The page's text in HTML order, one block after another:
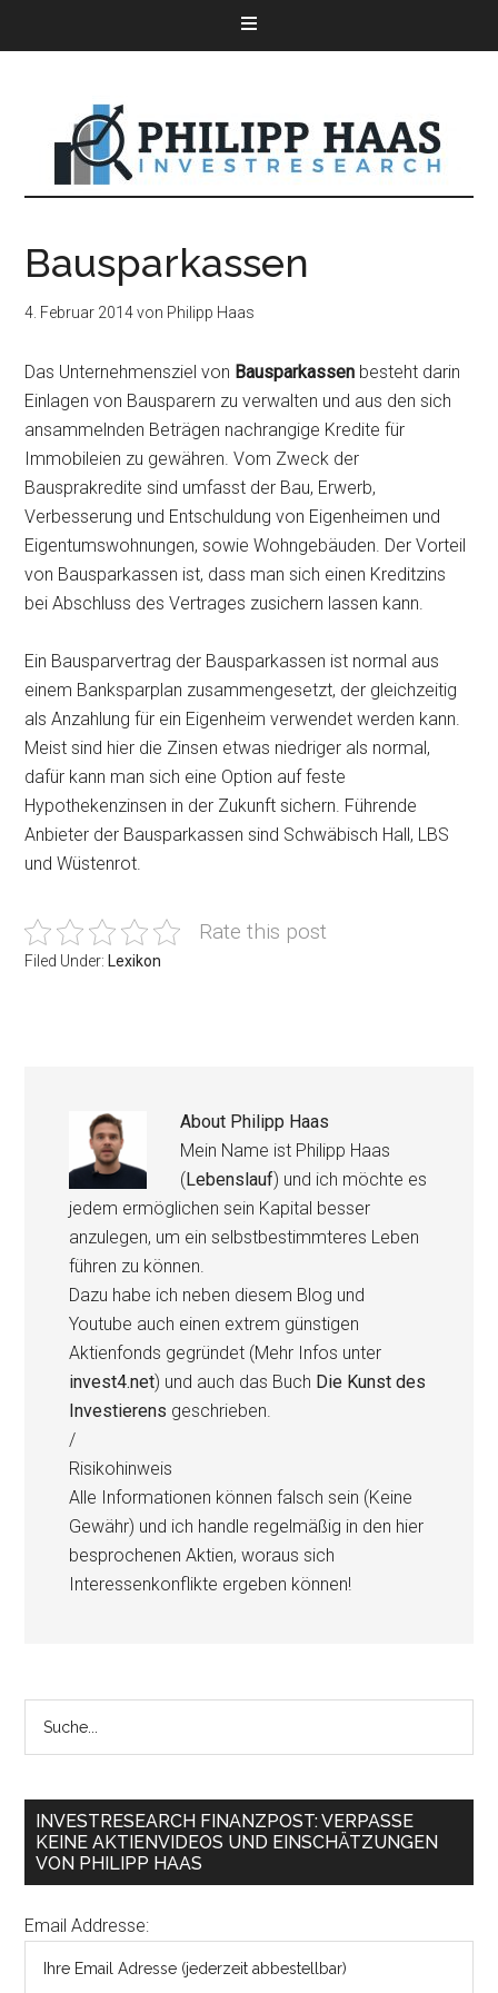
Bausparkassen
4. Februar 2014von Philipp Haas
Das Unternehmensziel von Bausparkassen besteht darin
Einlagen von Bausparern zu verwalten und aus den sich
ansammelnden Beträgen nachrangige Kredite für
Immobileien zu gewähren. Vom Zweck der
Bausprakredite sind umfasst der Bau, Erwerb,
Verbesserung und Entschuldung von Eigenheimen und
Eigentumswohnungen, sowie Wohngebäuden. Der Vorteil
von Bausparkassen ist, dass man sich einen Kreditzins
bei Abschluss des Vertrages zusichern lassen kann.
Ein Bausparvertrag der Bausparkassen ist normal aus
einem Banksparplan zusammengesetzt, der gleichzeitig
als Anzahlung für ein Eigenheim verwendet werden kann.
Meist sind hier die Zinsen etwas niedriger als normal,
dafür kann man sich eine Option auf feste
Hypothekenzinsen in der Zukunft sichern. Führende
Anbieter der Bausparkassen sind Schwäbisch Hall, LBS
und Wüstenrot.
Rate this post
Filed Under: Lexikon
About Philipp Haas
Mein Name ist Philipp Haas
(Lebenslauf) und ich möchte es
jedem ermöglichen sein Kapital besser
anzulegen, um ein selbstbestimmteres Leben
führen zu können.
Dazu habe ich neben diesem Blog und
Youtube auch einen extrem günstigen
Aktienfonds gegründet (Mehr Infos unter
invest4.net) und auch das Buch Die Kunst des
Investierens geschrieben.
/
Risikohinweis
Alle Informationen können falsch sein (Keine
Gewähr) und ich handle regelmäßig in den hier
besprochenen Aktien, woraus sich
Interessenkonflikte ergeben können!
INVESTRESEARCH FINANZPOST: VERPASSE
KEINE AKTIENVIDEOS UND EINSCHÄTZUNGEN
VON PHILIPP HAAS
Email Addresse: